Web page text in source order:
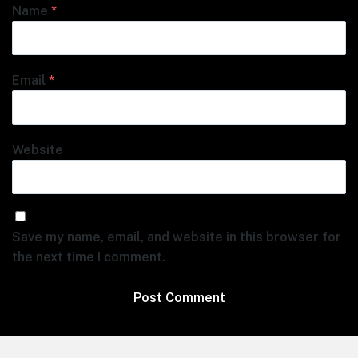
Name *
Email *
Website
Save my name, email, and website in this browser for
the next time I comment.